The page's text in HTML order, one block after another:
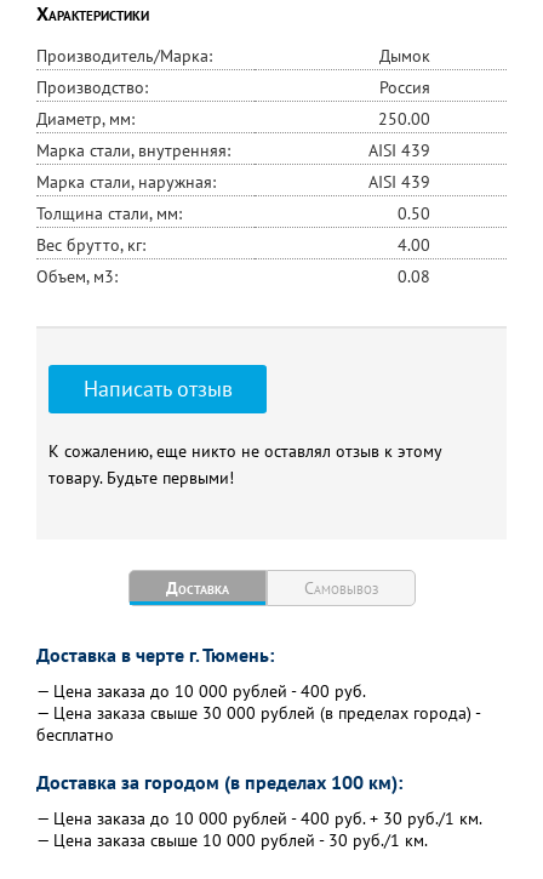
Характеристики
Производитель/Марка:
Дымок
Производство:
Россия
Диаметр, мм:
250.00
Марка стали, внутренняя:
AISI 439
Марка стали, наружная:
AISI 439
Толщина стали, мм:
0.50
Вес брутто, кг:
4.00
Объем, м3:
0.08
Написать отзыв
К сожалению, еще никто не оставлял отзыв к этому
товару. Будьте первыми!
Доставка Самовывоз
Доставка в черте г. Тюмень:
— Цена заказа до 10 000 рублей - 400 руб.
— Цена заказа свыше 30 000 рублей (в пределах города) -
бесплатно
Доставка за городом (в пределах 100 км):
— Цена заказа до 10 000 рублей - 400 руб. + 30 руб./1 км.
— Цена заказа свыше 10 000 рублей - 30 руб./1 км.